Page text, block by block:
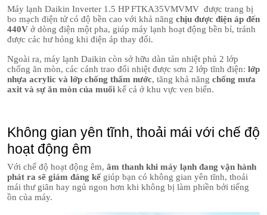
Máy lạnh Daikin Inverter 1.5 HP FTKA35VMVMV được trang bị
bo mạch điện tử có độ bền cao với khả năng chịu được điện áp đến
440V ở dòng điện một pha, giúp máy lạnh hoạt động bền bỉ, tránh
được các hư hỏng khi điện áp thay đổi.
Ngoài ra, máy lạnh Daikin còn sở hữu dàn tản nhiệt phủ 2 lớp
chống ăn mòn, các cánh trao đổi nhiệt được sơn 2 lớp tĩnh điện: lớp
nhựa acrylic và lớp chống thấm nước, tăng khả năng chống mưa
axit và sự ăn mòn của muối kể cả ở khu vực ven biển.
Không gian yên tĩnh, thoải mái với chế độ
hoạt động êm
Với chế độ hoạt động êm, âm thanh khi máy lạnh đang vận hành
phát ra sẽ giảm đáng kể giúp bạn có không gian yên tĩnh, thoải
mái thư giãn hay ngủ ngon hơn khi không bị làm phiền bởi tiếng
ồn của máy.